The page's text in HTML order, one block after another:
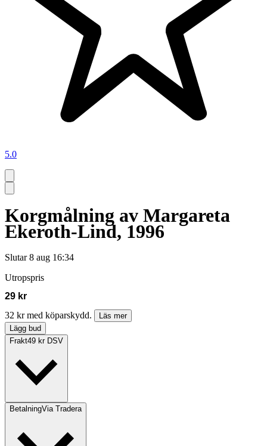
5.0
Korgmålning av Margareta
Ekeroth-Lind, 1996
Slutar 8 aug 16:34
Utropspris
29 kr
32 kr med köparskydd.
Läs mer
Lägg bud
Frakt49 kr DSV
BetalningVia Tradera